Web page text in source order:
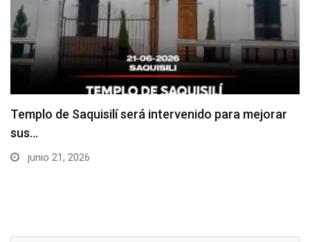
Culminan “renovación integral” del Estadio de
Saquisilí
junio 15, 2026